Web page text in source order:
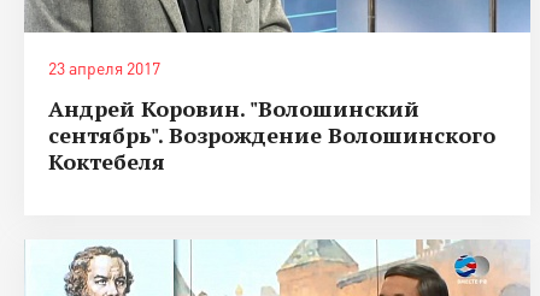
23 апреля 2017
Андрей Коровин. "Волошинский
сентябрь". Возрождение Волошинского
Коктебеля